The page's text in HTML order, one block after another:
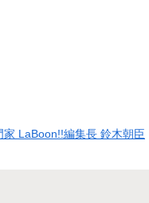
家 LaBoon!!編集長 鈴木朝臣